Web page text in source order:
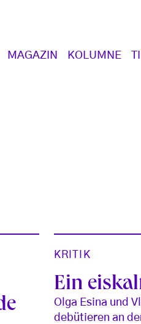
Main navigation
MAGAZIN KOLUMNE
KRITIK
Ein
Olga Esina und
debütieren an